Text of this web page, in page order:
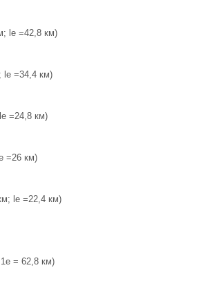
le =42,8 км)
le =34,4 км)
=24,8 км)
=26 км)
le =22,4 км)
= 62,8 км)